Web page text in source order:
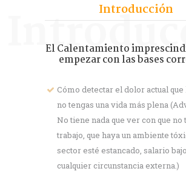
Introducción
El Calentamiento
empezar con las bases
Cómo detectar el dolor actual que
no tengas una vida más plena
No tiene nada que ver con que no
trabajo, que haya un ambiente
sector esté estancado, salario
cualquier circunstancia externa.)